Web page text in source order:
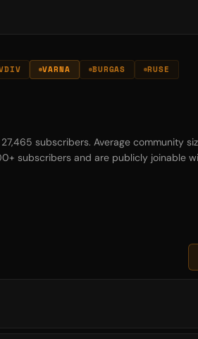
VARNA BURGAS RUSE
subscribers. Average community
subscribers and are publicly joinable